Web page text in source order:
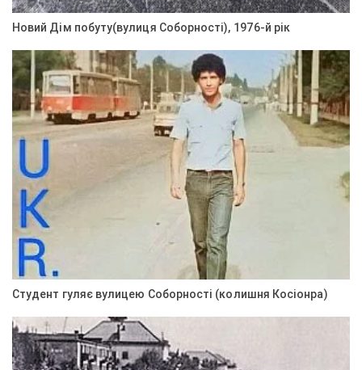
Новий Дім побуту(вулиця Соборності), 1976-й рік
Студент гуляє вулицею Соборності (колишня Косіонра)